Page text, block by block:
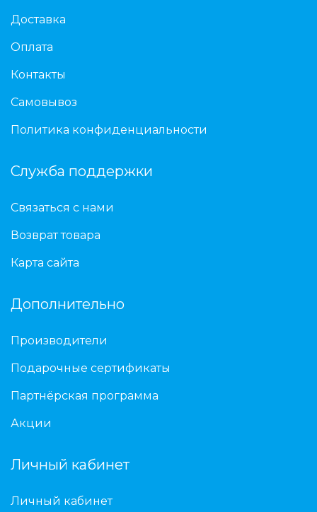
Доставка
Оплата
Контакты
Самовывоз
Политика конфиденциальности
Служба поддержки
Связаться с нами
Возврат товара
Карта сайта
Дополнительно
Производители
Подарочные сертификаты
Партнёрская программа
Акции
Личный кабинет
Личный кабинет